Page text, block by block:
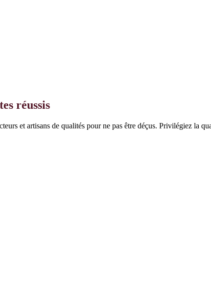
réussis
et artisans de qualités pour ne pas être déçus. Privilégiez la